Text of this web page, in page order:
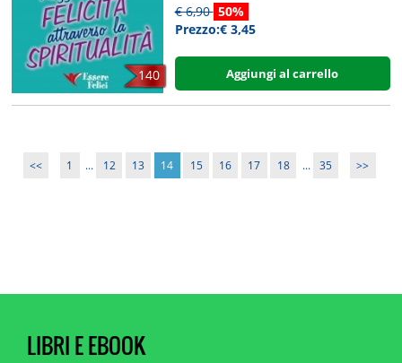
140
€ 6,90 50%
Prezzo:€ 3,45
Aggiungi al carrello
<< 1 ... 12 13 14 15 16 17 18 ... 35 >>
LIBRI E EBOOK